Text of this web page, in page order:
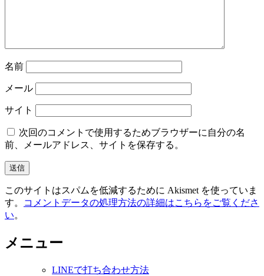
名前
メール
サイト
次回のコメントで使用するためブラウザーに自分の名
前、メールアドレス、サイトを保存する。
このサイトはスパムを低減するために Akismet を使っていま
す。
コメントデータの処理方法の詳細はこちらをご覧くださ
い。
メニュー
LINEで打ち合わせ方法